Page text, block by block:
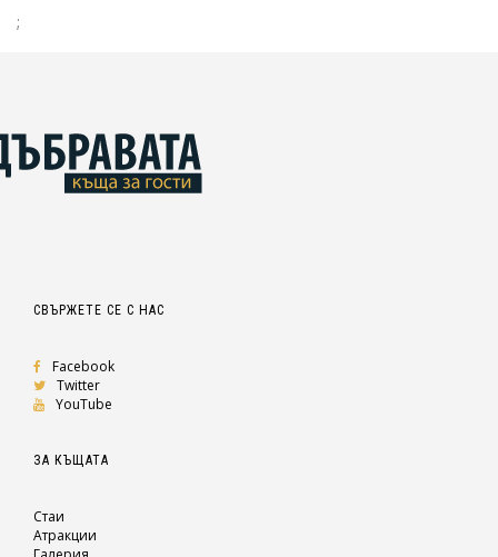
;
СВЪРЖЕТЕ СЕ С НАС
Facebook
Twitter
YouTube
ЗА КЪЩАТА
Стаи
Атракции